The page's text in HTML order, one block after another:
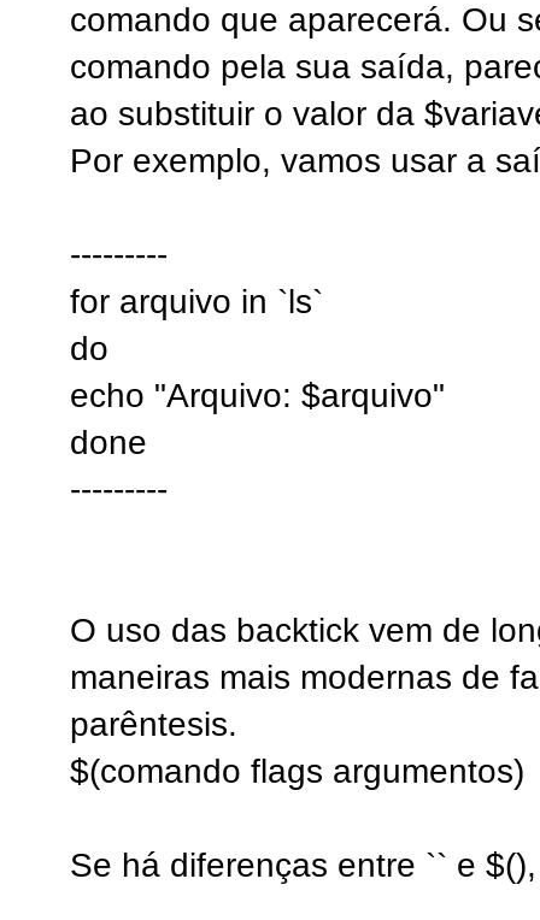
comando que aparecerá. Ou
comando pela sua saída,
ao substituir o valor da
Por exemplo, vamos usar a
---------
for arquivo in `ls`
do
echo "Arquivo: $arquivo"
done
---------
O uso das backtick vem de
maneiras mais modernas de
parêntesis.
$(comando flags argumentos)
Se há diferenças entre `` e